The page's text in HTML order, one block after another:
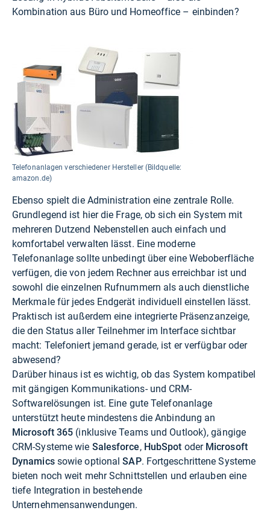
Kombination aus Büro und Homeoffice – einbinden?
Telefonanlagen verschiedener Hersteller (Bildquelle:
amazon.de)
Ebenso spielt die Administration eine zentrale Rolle.
Grundlegend ist hier die Frage, ob sich ein System mit
mehreren Dutzend Nebenstellen auch einfach und
komfortabel verwalten lässt. Eine moderne
Telefonanlage sollte unbedingt über eine Weboberfläche
verfügen, die von jedem Rechner aus erreichbar ist und
sowohl die einzelnen Rufnummern als auch dienstliche
Merkmale für jedes Endgerät individuell einstellen lässt.
Praktisch ist außerdem eine integrierte Präsenzanzeige,
die den Status aller Teilnehmer im Interface sichtbar
macht: Telefoniert jemand gerade, ist er verfügbar oder
abwesend?
Darüber hinaus ist es wichtig, ob das System kompatibel
mit gängigen Kommunikations- und CRM-
Softwarelösungen ist. Eine gute Telefonanlage
unterstützt heute mindestens die Anbindung an
Microsoft 365 (inklusive Teams und Outlook), gängige
CRM-Systeme wie Salesforce, HubSpot oder Microsoft
Dynamicssowie optionalSAP. Fortgeschrittene Systeme
bieten noch weit mehr Schnittstellen und erlauben eine
tiefe Integration in bestehende
Unternehmensanwendungen.